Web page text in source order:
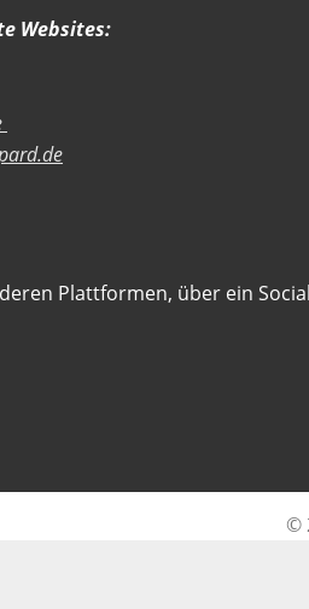
Websites:
Plattformen, über ein
©